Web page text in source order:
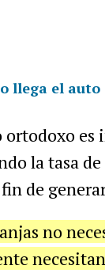
llega el
la tasa
de
no